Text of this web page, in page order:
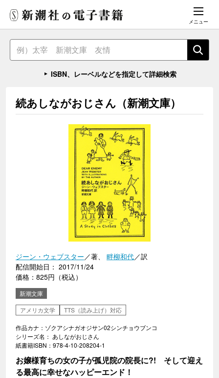
メニュー
ISBN、レーベルなどを指定して詳細検索
続あしながおじさん（新潮文庫）
ジーン・ウェブスター／著、 畔柳和代／訳
配信開始日： 2017/11/24
価格：825円（税込）
新潮文庫
アメリカ文学
TTS（読み上げ）対応
作品カナ：ゾクアシナガオジサン02シンチョウブンコ
シリーズ名： あしながおじさん
紙書籍ISBN：978-4-10-208204-1
お嬢様育ちの女の子が孤児院の院長に?! そして迎え
る最高に幸せなハッピーエンド！